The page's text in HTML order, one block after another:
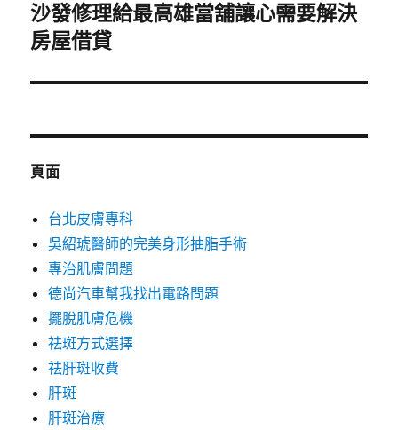
下
一
文
沙發修理給最高雄當舖讓心需要解決
房屋借貸
頁面
台北皮膚專科
吳紹琥醫師的完美身形抽脂手術
專治肌膚問題
德尚汽車幫我找出電路問題
擺脫肌膚危機
祛斑方式選擇
祛肝斑收費
肝斑
肝斑治療